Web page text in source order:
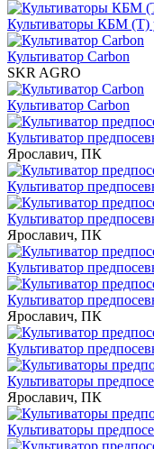
Культиваторы КБМ (Т)
Культиватор Carbon
SKR AGRO
Культиватор Carbon
Культиватор
Ярославич, ПК
Культиватор
Культиватор
Ярославич, ПК
Культиватор
Культиватор
Ярославич, ПК
Культиватор
Культиваторы
Ярославич, ПК
Культиваторы